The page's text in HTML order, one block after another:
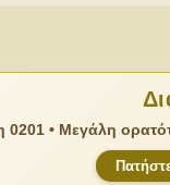
0201 • Μεγάλη